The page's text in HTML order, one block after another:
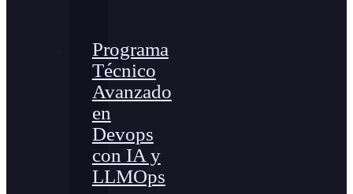
Programa
Técnico
Avanzado
en
Devops
con IA y
LLMOps